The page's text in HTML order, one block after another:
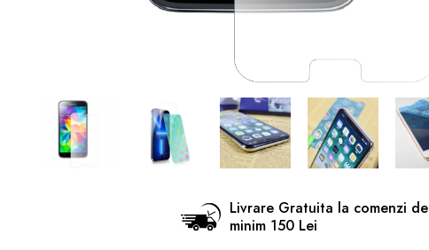
Livrare Gratuita la comenzi de
minim 150 Lei